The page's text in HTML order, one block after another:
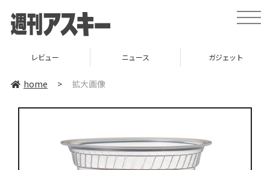
toggle
レビュー ニュース ガジェット
home > 拡大画像